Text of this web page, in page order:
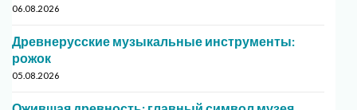
06.08.2026
Древнерусские музыкальные инструменты:
рожок
05.08.2026